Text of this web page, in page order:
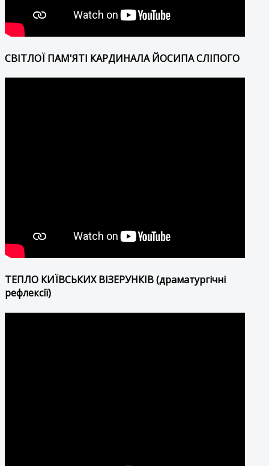
СВІТЛОЇ ПАМ'ЯТІ КАРДИНАЛА ЙОСИПА СЛІПОГО
ТЕПЛО КИЇВСЬКИХ ВІЗЕРУНКІВ (драматургічні
рефлексії)